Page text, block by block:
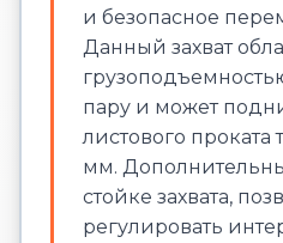
и безопасное
Данный захват
пару и может
листового
мм.
стойке захвата,
регулировать